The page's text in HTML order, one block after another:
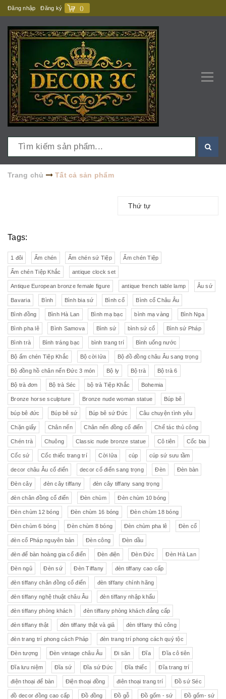
Đăng nhập Đăng ký ()
Trang chủ Tất cả sản phẩm
Thứ tự
Tags:
1 đôi Ấm chén Ấm chén sứ Tiệp Ấm chén Tiệp
Ấm chén Tiệp Khắc antique clock set
Antique European bronze female figure antique french table lamp Âu sứ
Bavaria Bình Bình bia sứ Bình cổ Bình cổ Châu Âu
Bình đồng Bình Hà Lan Bình mạ bạc bình mạ vàng Bình Nga
Bình pha lê Bình Samova Bình sứ bình sứ cổ Bình sứ Pháp
Bình trà Bình tráng bạc bình trang trí Bình uống nước
Bộ ấm chén Tiệp Khắc Bộ cời lửa Bộ đồ đồng châu Âu sang trọng
Bộ đồng hồ chân nến Đức 3 món Bộ ly Bộ trà Bộ trà 6
Bộ trà đơn Bộ trà Séc bộ trà Tiệp Khắc Bohemia
Bronze horse sculpture Bronze nude woman statue Búp bê
búp bê đức Búp bê sứ Búp bê sứ Đức Câu chuyện tình yêu
Chặn giấy Chân nến Chân nến đồng cổ điển Chế tác thủ công
Chén trà Chuông Classic nude bronze statue Cô tiên Cốc bia
Cốc sứ Cốc thiếc trang trí Cời lửa cúp cúp sứ sưu tầm
decor châu Âu cổ điển decor cổ điển sang trọng Đèn Đèn bàn
Đèn cây đèn cây tiffany đèn cây tiffany sang trọng
đèn chân đồng cổ điển Đèn chùm Đèn chùm 10 bóng
Đèn chùm 12 bóng Đèn chùm 16 bóng Đèn chùm 18 bóng
Đèn chùm 6 bóng Đèn chùm 8 bóng Đèn chùm pha lê Đèn cổ
đèn cổ Pháp nguyên bản Đèn công Đèn dầu
đèn để bàn hoàng gia cổ điển Đèn điện Đèn Đức Đèn Hà Lan
Đèn ngủ Đèn sứ Đèn Tiffany đèn tiffany cao cấp
đèn tiffany chân đồng cổ điển đèn tiffany chính hãng
đèn tiffany nghệ thuật châu Âu đèn tiffany nhập khẩu
đèn tiffany phòng khách đèn tiffany phòng khách đẳng cấp
đèn tiffany thật đèn tiffany thật và giả đèn tiffany thủ công
đèn trang trí phong cách Pháp đèn trang trí phong cách quý tộc
Đèn tượng Đèn vintage châu Âu Đi săn Đĩa Đĩa cô tiên
Đĩa lưu niệm Đĩa sứ Đĩa sứ Đức Đĩa thiếc Đĩa trang trí
điện thoại để bàn Điện thoại đồng điên thoại trang trí Đồ sứ Séc
đồ decor đồng cao cấp Đồ đồng Đồ gỗ Đồ gốm - sứ Đồ gốm- sứ